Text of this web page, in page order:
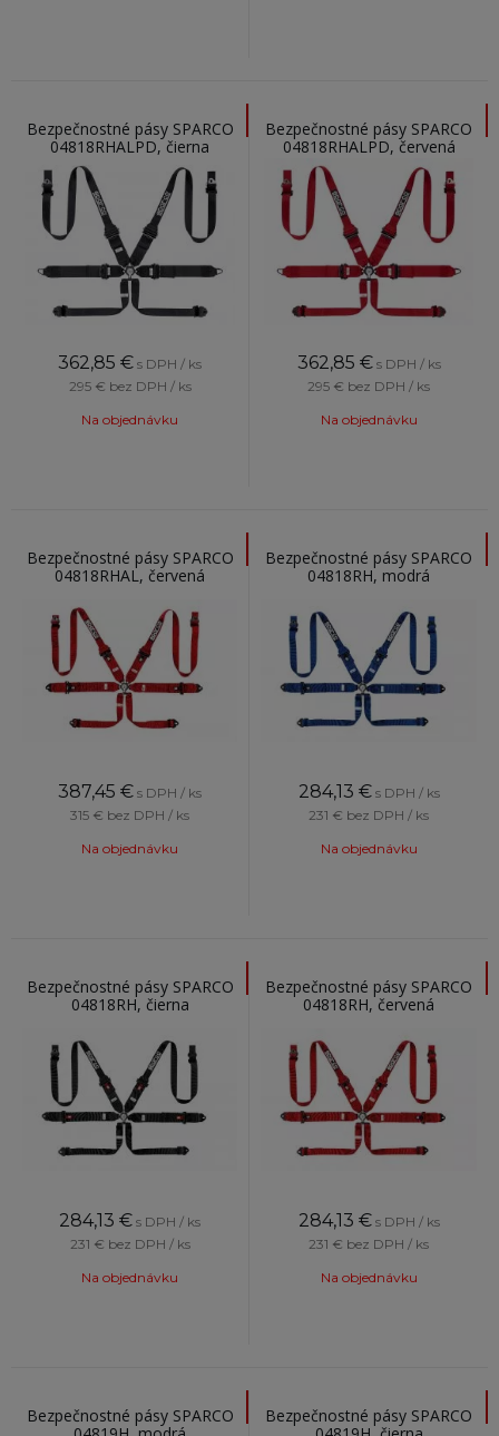
Bezpečnostné pásy SPARCO
04818RHALPD, čierna
362,85 € s DPH / ks
295 € bez DPH / ks
Na objednávku
Bezpečnostné pásy SPARCO
04818RHALPD, červená
362,85 € s DPH / ks
295 € bez DPH / ks
Na objednávku
Bezpečnostné pásy SPARCO
04818RHAL, červená
387,45 € s DPH / ks
315 € bez DPH / ks
Na objednávku
Bezpečnostné pásy SPARCO
04818RH, modrá
284,13 € s DPH / ks
231 € bez DPH / ks
Na objednávku
Bezpečnostné pásy SPARCO
04818RH, čierna
284,13 € s DPH / ks
231 € bez DPH / ks
Na objednávku
Bezpečnostné pásy SPARCO
04818RH, červená
284,13 € s DPH / ks
231 € bez DPH / ks
Na objednávku
Bezpečnostné pásy SPARCO
Bezpečnostné pásy SPARCO